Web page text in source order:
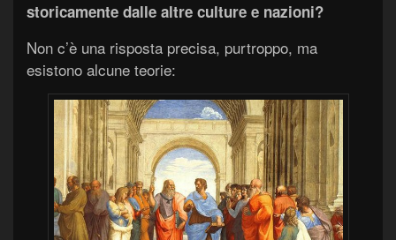
storicamente dalle altre culture e nazioni?
Non c’è una risposta precisa, purtroppo, ma
esistono alcune teorie: